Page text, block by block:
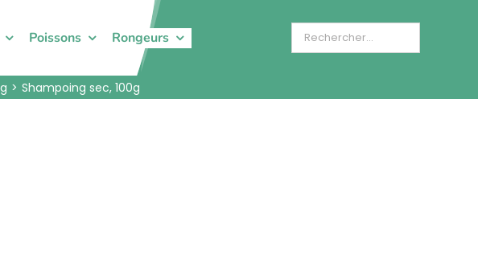
Poissons Rongeurs
Shampoing sec, 100g